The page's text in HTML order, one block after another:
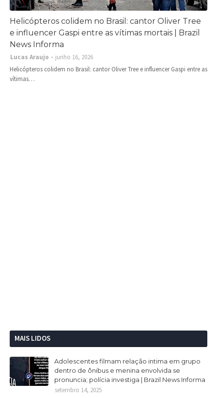
Helicópteros colidem no Brasil: cantor Oliver Tree
e influencer Gaspi entre as vítimas mortais | Brazil
News Informa
Lucas Araujo
junho 16, 2026
Helicópteros colidem no Brasil: cantor Oliver Tree e influencer Gaspi entre as
vítimas…
MAIS LIDOS
Adolescentes filmam relação intima em grupo
dentro de ônibus e menina envolvida se
pronuncia; polícia investiga | Brazil News Informa
setembro 14, 2025